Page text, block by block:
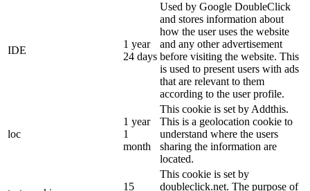
IDE
1 year
24 days
Used by Google DoubleClick
and stores information about
how the user uses the website
and any other advertisement
before visiting the website. This
is used to present users with ads
that are relevant to them
according to the user profile.
loc
1 year
1
month
This cookie is set by Addthis.
This is a geolocation cookie to
understand where the users
sharing the information are
located.
15
This cookie is set by
doubleclick.net. The purpose of